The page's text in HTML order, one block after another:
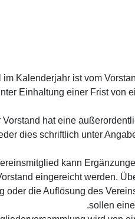
im Kalenderjahr ist vom
Einhaltung einer Frist von
Vorstand hat eine
dies schriftlich unter
Vereinsmitglied kann
eingereicht werden.
oder die Auflösung des
sollen